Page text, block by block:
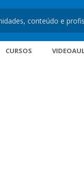
CURSOS